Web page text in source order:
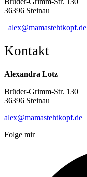
36396 Steinau
alex@mamastehtkopf.de
Kontakt
Alexandra Lotz
Brüder-Grimm-Str. 130
36396 Steinau
alex@mamastehtkopf.de
Folge mir